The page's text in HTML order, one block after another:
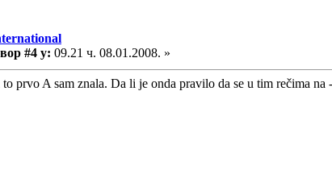
#4 у: 09.21 ч. 08.01.2008. »
prvo A sam znala. Da li je onda pravilo da se u tim rečima